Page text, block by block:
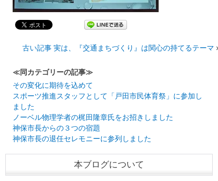
古い記事 実は、『交通まちづくり』は関心の持てるテーマ
≪同カテゴリーの記事≫
その変化に期待を込めて
スポーツ推進スタッフとして「戸田市民体育祭」に参加し
ました
ノーベル物理学者の梶田隆章氏をお招きしました
神保市長からの３つの宿題
神保市長の退任セレモニーに参列しました
本ブログについて